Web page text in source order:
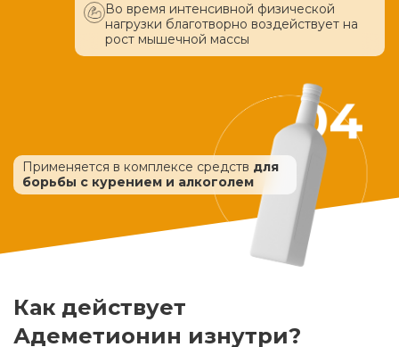
Во время интенсивной физической
нагрузки благотворно воздействует на
рост мышечной массы
Применяется в комплексе средств для
борьбы с курением и алкоголем
Как действует
Адеметионин изнутри?